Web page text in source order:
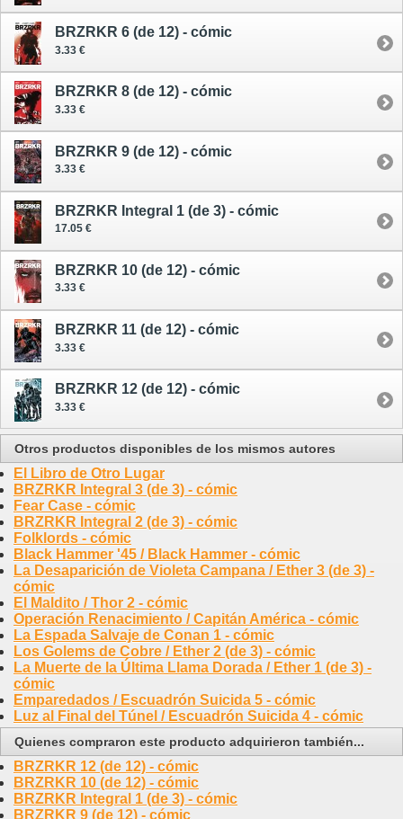
BRZRKR 6 (de 12) - cómic
3.33 €
BRZRKR 8 (de 12) - cómic
3.33 €
BRZRKR 9 (de 12) - cómic
3.33 €
BRZRKR Integral 1 (de 3) - cómic
17.05 €
BRZRKR 10 (de 12) - cómic
3.33 €
BRZRKR 11 (de 12) - cómic
3.33 €
BRZRKR 12 (de 12) - cómic
3.33 €
Otros productos disponibles de los mismos autores
El Libro de Otro Lugar
BRZRKR Integral 3 (de 3) - cómic
Fear Case - cómic
BRZRKR Integral 2 (de 3) - cómic
Folklords - cómic
Black Hammer '45 / Black Hammer - cómic
La Desaparición de Violeta Campana / Ether 3 (de 3) -
cómic
El Maldito / Thor 2 - cómic
Operación Renacimiento / Capitán América - cómic
La Espada Salvaje de Conan 1 - cómic
Los Golems de Cobre / Ether 2 (de 3) - cómic
La Muerte de la Última Llama Dorada / Ether 1 (de 3) -
cómic
Emparedados / Escuadrón Suicida 5 - cómic
Luz al Final del Túnel / Escuadrón Suicida 4 - cómic
Quienes compraron este producto adquirieron también...
BRZRKR 12 (de 12) - cómic
BRZRKR 10 (de 12) - cómic
BRZRKR Integral 1 (de 3) - cómic
BRZRKR 9 (de 12) - cómic